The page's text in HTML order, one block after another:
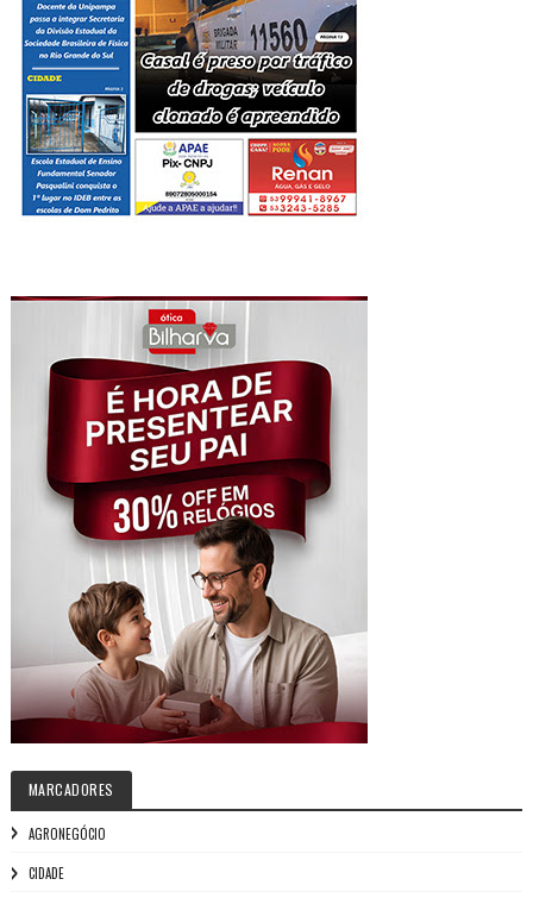
MARCADORES
AGRONEGÓCIO
CIDADE